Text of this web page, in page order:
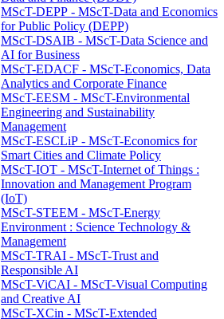
MScT-DEPP - MScT-Data and Economics
for Public Policy (DEPP)
MScT-DSAIB - MScT-Data Science and
AI for Business
MScT-EDACF - MScT-Economics, Data
Analytics and Corporate Finance
MScT-EESM - MScT-Environmental
Engineering and Sustainability
Management
MScT-ESCLiP - MScT-Economics for
Smart Cities and Climate Policy
MScT-IOT - MScT-Internet of Things :
Innovation and Management Program
(IoT)
MScT-STEEM - MScT-Energy
Environment : Science Technology &
Management
MScT-TRAI - MScT-Trust and
Responsible AI
MScT-ViCAI - MScT-Visual Computing
and Creative AI
MScT-XCin - MScT-Extended